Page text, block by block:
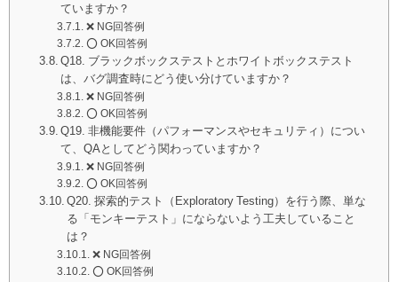
ていますか？
❌ NG回答例
⭕️ OK回答例
Q18. ブラックボックステストとホワイトボックステスト
は、バグ調査時にどう使い分けていますか？
❌ NG回答例
⭕️ OK回答例
Q19. 非機能要件（パフォーマンスやセキュリティ）につい
て、QAとしてどう関わっていますか？
❌ NG回答例
⭕️ OK回答例
Q20. 探索的テスト（Exploratory Testing）を行う際、単な
る「モンキーテスト」にならないよう工夫していること
は？
❌ NG回答例
⭕️ OK回答例